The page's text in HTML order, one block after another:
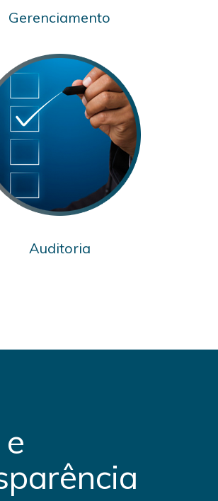
Gerenciamento
Auditoria